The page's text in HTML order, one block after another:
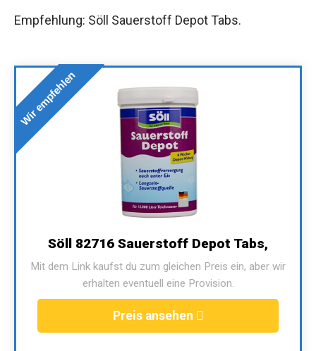
Empfehlung: Söll Sauerstoff Depot Tabs.
Wir empfehlen
Söll 82716 Sauerstoff Depot Tabs,
Mit dem Link kaufst du zum gleichen Preis ein, aber wir
erhalten eventuell eine Provision.
Preis ansehen